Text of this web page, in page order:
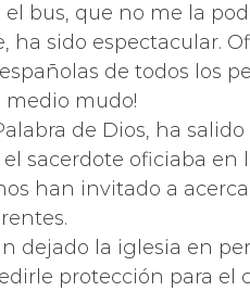
bus, que no me la
ha sido espectacular.
de todos los
medio mudo!
de Dios, ha
sacerdote oficiaba en
han invitado a
dejado la iglesia en
protección para el